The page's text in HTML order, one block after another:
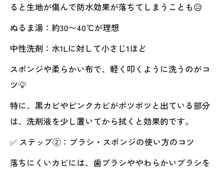
ると生地が傷んで防水効果が落ちてしまうことも😥
ぬるま湯：約30〜40℃が理想
中性洗剤：水1Lに対して小さじ1ほど
スポンジや柔らかい布で、軽く叩くように洗うのがコ
ツ💡
特に、黒カビやピンクカビがポツポツと出ている部分
は、洗剤液を少し置いてから拭くと効果的です。
✅ ステップ②：ブラシ・スポンジの使い方のコツ
落ちにくいカビには、歯ブラシややわらかいブラシを